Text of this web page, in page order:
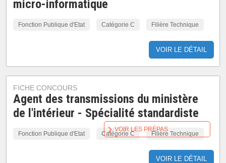
micro-informatique
Fonction Publique d'Etat Catégorie C Filière Technique
VOIR LE DÉTAIL
FICHE CONCOURS
Agent des transmissions du ministère
de l'intérieur - Spécialité standardiste
Fonction Publique d'Etat Catégorie C Filière Technique
VOIR LE DÉTAIL
VOIR LES PRÉPAS